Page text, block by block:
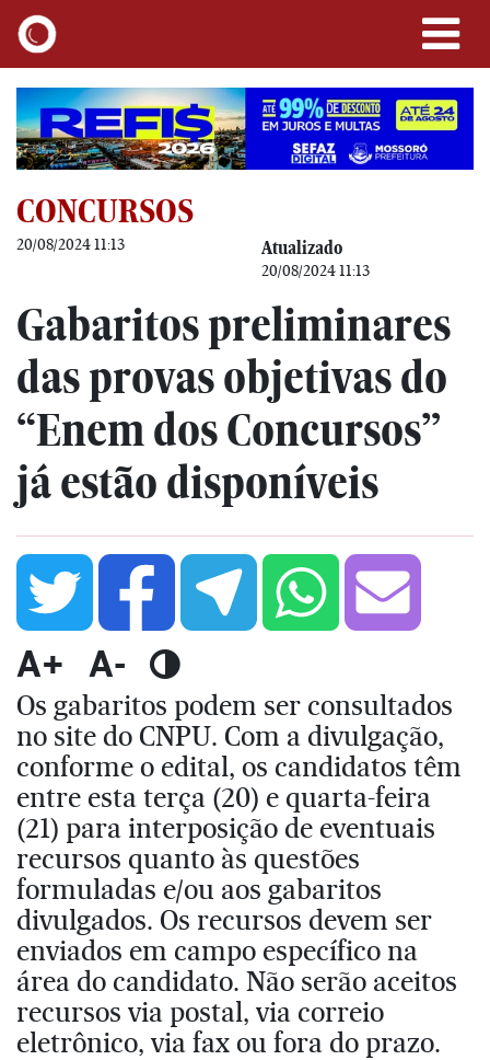
CONCURSOS
20/08/2024 11:13 Atualizado
20/08/2024 11:13
Gabaritos preliminares
das provas objetivas do
“Enem dos Concursos”
já estão disponíveis
A+ A-
Os gabaritos podem ser consultados
no site do CNPU. Com a divulgação,
conforme o edital, os candidatos têm
entre esta terça (20) e quarta-feira
(21) para interposição de eventuais
recursos quanto às questões
formuladas e/ou aos gabaritos
divulgados. Os recursos devem ser
enviados em campo específico na
área do candidato. Não serão aceitos
recursos via postal, via correio
eletrônico, via fax ou fora do prazo.